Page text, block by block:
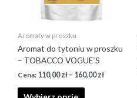
Aromaty w proszku
Aromat do tytoniu w proszku
– TOBACCO VOGUE`S
110,00zł – 160,00zł